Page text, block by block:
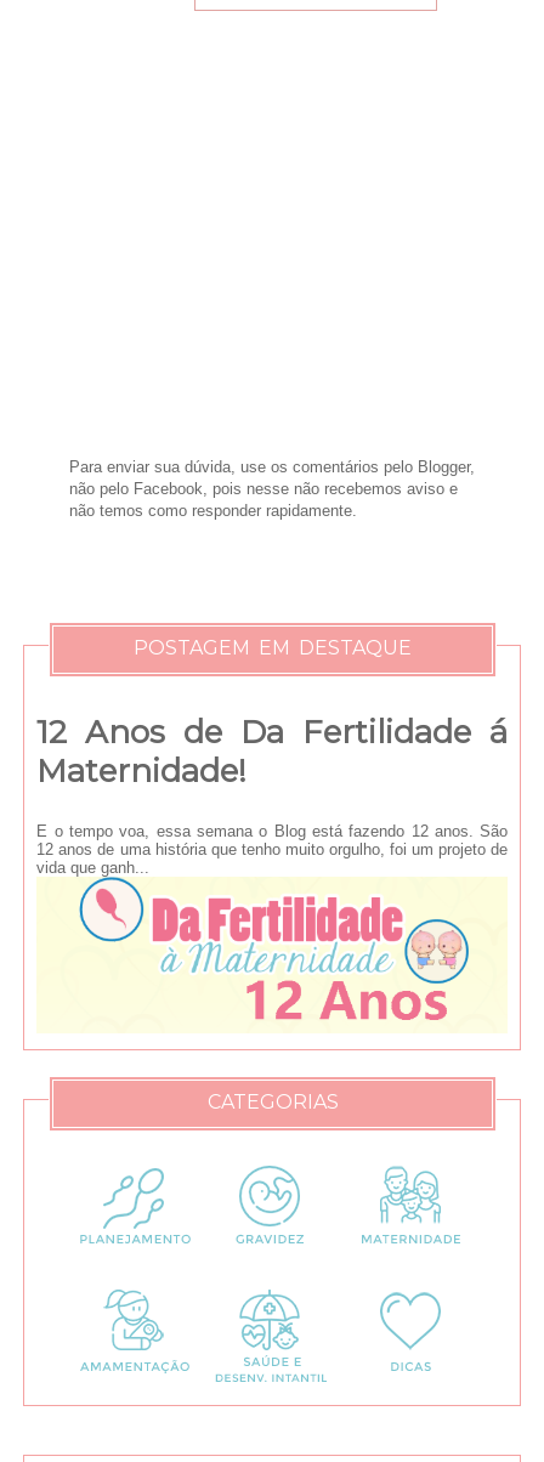
Para enviar sua dúvida, use os comentários pelo Blogger,
não pelo Facebook, pois nesse não recebemos aviso e
não temos como responder rapidamente.
POSTAGEM EM DESTAQUE
12 Anos de Da Fertilidade á
Maternidade!
E o tempo voa, essa semana o Blog está fazendo 12 anos. São
12 anos de uma história que tenho muito orgulho, foi um projeto de
vida que ganh...
CATEGORIAS